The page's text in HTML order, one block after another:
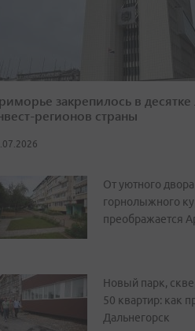
закрепилось в
регионов страны
От уютного
горнолыжного
преображается
Новый парк,
50 квартир: как
Дальнегорск